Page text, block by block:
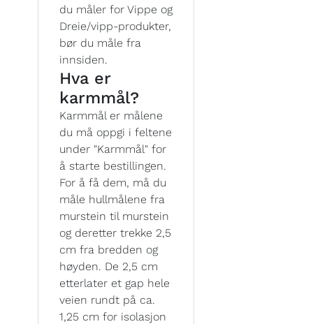
du måler for Vippe og
Dreie/vipp-produkter,
bør du måle fra
innsiden.
Hva er
karmmål?
Karmmål er målene
du må oppgi i feltene
under "Karmmål" for
å starte bestillingen.
For å få dem, må du
måle hullmålene fra
murstein til murstein
og deretter trekke 2,5
cm fra bredden og
høyden. De 2,5 cm
etterlater et gap hele
veien rundt på ca.
1,25 cm for isolasjon